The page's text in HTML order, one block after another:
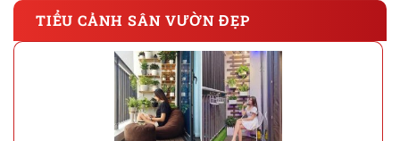
TIỂU CẢNH SÂN VƯỜN ĐẸP